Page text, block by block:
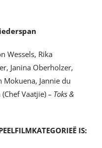
Wessels, Rika
Janina Oberholzer,
Mokuena, Jannie du
Vaatjie)– Toks &
IS: